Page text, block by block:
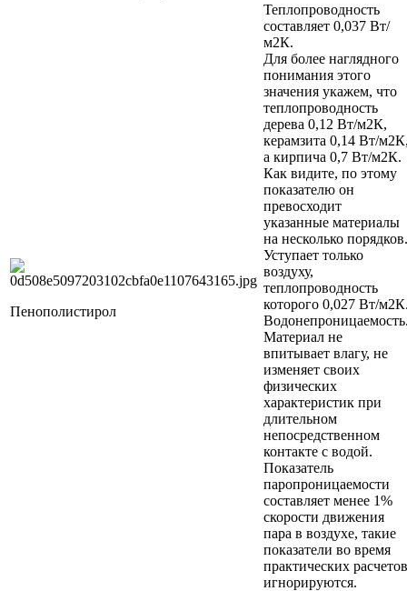
Пенополистирол
Теплопроводность
составляет 0,037 Вт/
м2К.
Для более наглядного
понимания этого
значения укажем, что
теплопроводность
дерева 0,12 Вт/м2К,
керамзита 0,14 Вт/
а кирпича 0,7 Вт/м2К.
Как видите, по этому
показателю он
превосходит
указанные материалы
на несколько порядков.
Уступает только
воздуху,
теплопроводность
которого 0,027 Вт/
Материал не
впитывает влагу, не
изменяет своих
физических
характеристик при
длительном
непосредственном
контакте с водой.
Показатель
паропроницаемости
составляет менее 1%
скорости движения
пара в воздухе, такие
показатели во время
практических расчетов
игнорируются.